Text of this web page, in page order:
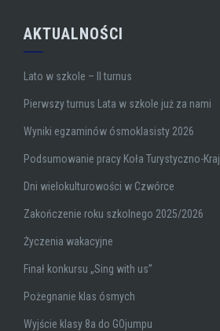
AKTUALNOŚCI
Lato w szkole – II turnus
Pierwszy turnus Lata w szkole już za nami
Wyniki egzaminów ósmoklasisty 2026
Podsumowanie pracy Koła Turystyczno-
Dni wielokulturowości w Czwórce
Zakończenie roku szkolnego 2025/2026
Życzenia wakacyjne
Finał konkursu „Sing with us”
Pożegnanie klas ósmych
Wyjście klasy 8a do GOjumpu